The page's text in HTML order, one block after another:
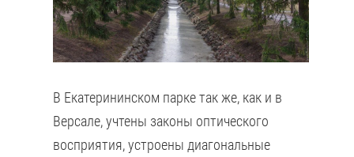
В Екатерининском парке так же, как и в
Версале, учтены законы оптического
восприятия, устроены диагональные